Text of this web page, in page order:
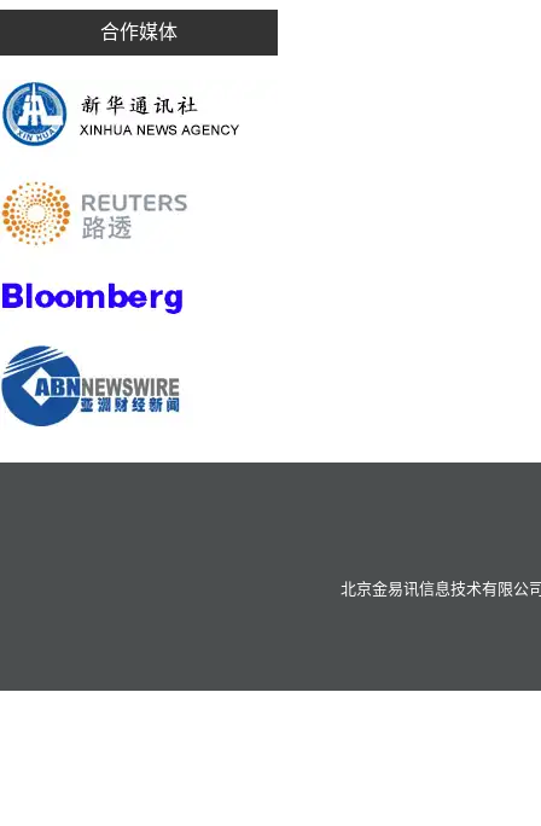
合作媒体
北京金易讯信息技术有限公